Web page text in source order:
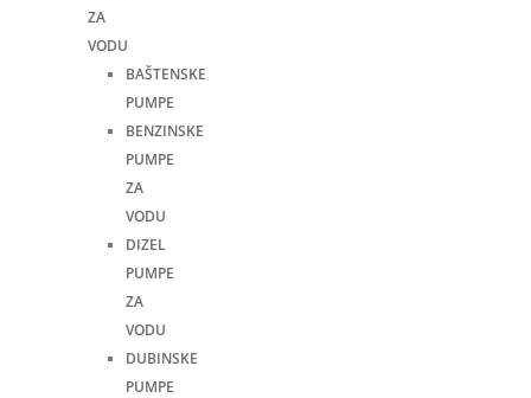
ZA
VODU
BAŠTENSKE
PUMPE
BENZINSKE
PUMPE
ZA
VODU
DIZEL
PUMPE
ZA
VODU
DUBINSKE
PUMPE